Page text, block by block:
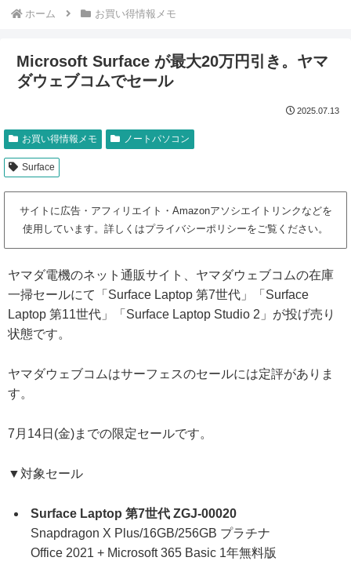
ホーム お買い得情報メモ
Microsoft Surface が最大20万円引き。ヤマ
ダウェブコムでセール
2025.07.13
お買い得情報メモ ノートパソコン
Surface
サイトに広告・アフィリエイト・Amazonアソシエイトリンクなどを
使用しています。詳しくはプライバシーポリシーをご覧ください。
ヤマダ電機のネット通販サイト、ヤマダウェブコムの在庫
一掃セールにて「Surface Laptop 第7世代」「Surface
Laptop 第11世代」「Surface Laptop Studio 2」が投げ売り
状態です。
ヤマダウェブコムはサーフェスのセールには定評がありま
す。
7月14日(金)までの限定セールです。
▼対象セール
Surface Laptop 第7世代 ZGJ-00020
Snapdragon X Plus/16GB/256GB プラチナ
Office 2021 + Microsoft 365 Basic 1年無料版